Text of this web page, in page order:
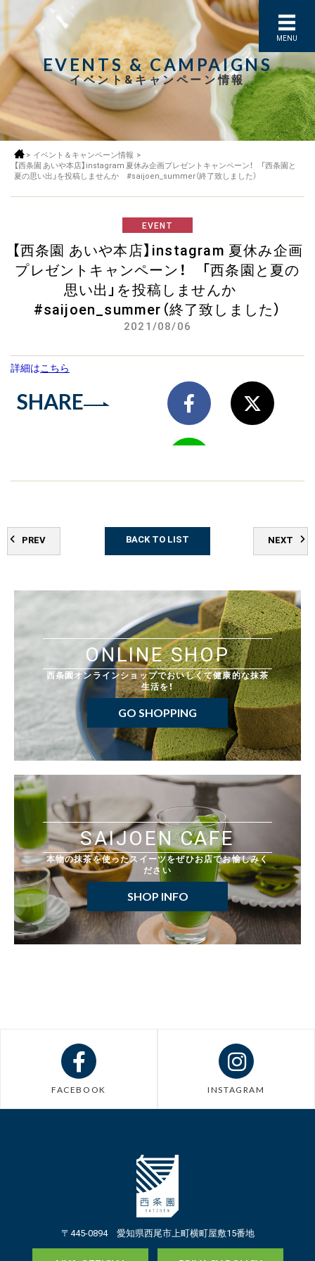
EVENTS & CAMPAIGNS
イベント&キャンペーン情報
> イベント＆キャンペーン情報 >
【西条園 あいや本店】instagram 夏休み企画プレゼントキャンペーン！ 「西条園と
夏の思い出」を投稿しませんか #saijoen_summer（終了致しました）
EVENT
【西条園 あいや本店】instagram 夏休み企画
プレゼントキャンペーン！ 「西条園と夏の
思い出」を投稿しませんか
#saijoen_summer（終了致しました）
2021/08/06
詳細はこちら
SHARE
PREV BACK TO LIST NEXT
ONLINE SHOP
西条園オンラインショップでおいしくて健康的な抹茶
生活を！
GO SHOPPING
SAIJOEN CAFE
本物の抹茶を使ったスイーツをぜひお店でお愉しみく
ださい
SHOP INFO
FACEBOOK INSTAGRAM
MENU
〒445-0894 愛知県西尾市上町横町屋敷15番地